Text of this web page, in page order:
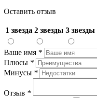
Оставить отзыв
1 звезда 2 звезды 3 звезды
Ваше имя *
Плюсы *
Минусы *
Отзыв *